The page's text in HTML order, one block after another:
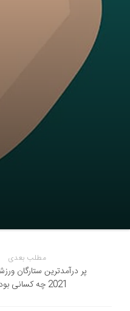
مطلب بعدی
پر‌ درآمدترین ستارگان
2021 چه کسانی بودند؟